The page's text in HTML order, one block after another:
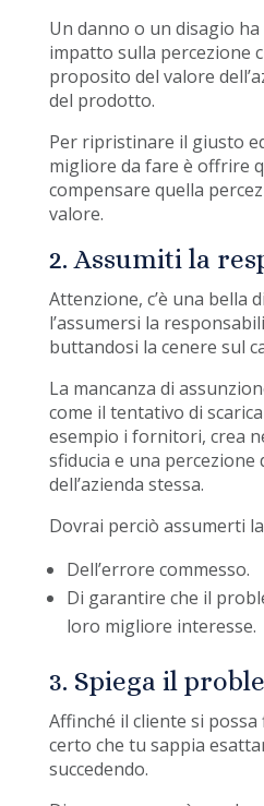
Un danno o un disagio
impatto sulla percezione
proposito del valore
del prodotto.
Per ripristinare il giusto
migliore da fare è offrire
compensare quella
valore.
2. Assumiti la
Attenzione, c’è una bella
l’assumersi la
buttandosi la cenere sul
La mancanza di
come il tentativo di
esempio i fornitori, crea
sfiducia e una percezione
dell’azienda stessa.
Dovrai perciò assumerti
Dell’errore commesso.
Di garantire che il
loro migliore interesse.
3. Spiega il
Affinché il cliente si possa
certo che tu sappia
succedendo.